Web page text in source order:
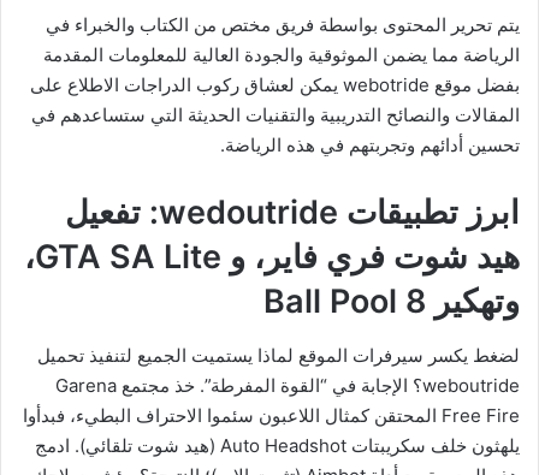
يتم تحرير المحتوى بواسطة فريق مختص من الكتاب والخبراء في
الرياضة مما يضمن الموثوقية والجودة العالية للمعلومات المقدمة
بفضل موقع webotride يمكن لعشاق ركوب الدراجات الاطلاع على
المقالات والنصائح التدريبية والتقنيات الحديثة التي ستساعدهم في
تحسين أدائهم وتجربتهم في هذه الرياضة.
ابرز تطبيقات wedoutride: تفعيل
هيد شوت فري فاير، و GTA SA Lite،
وتهكير 8 Ball Pool
لضغط يكسر سيرفرات الموقع لماذا يستميت الجميع لتنفيذ تحميل
weboutride؟ الإجابة في “القوة المفرطة”. خذ مجتمع Garena
Free Fire المحتقن كمثال اللاعبون سئموا الاحتراف البطيء، فبدأوا
يلهثون خلف سكريبتات Auto Headshot (هيد شوت تلقائي). ادمج